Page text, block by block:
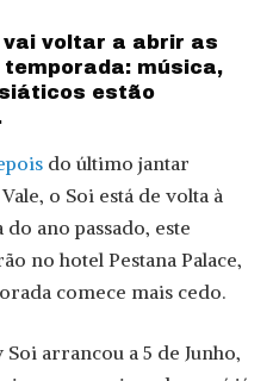
vai voltar a abrir as
música,
estão
do último jantar
o Soi está de volta à
do ano passado, este
no hotel Pestana Palace,
comece mais cedo.
Soi arrancou a 5 de Junho,